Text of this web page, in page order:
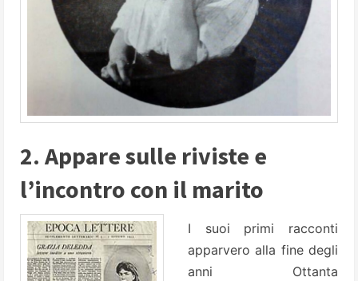
2. Appare sulle riviste e
l’incontro con il marito
I suoi primi racconti
apparvero alla fine degli
anni Ottanta